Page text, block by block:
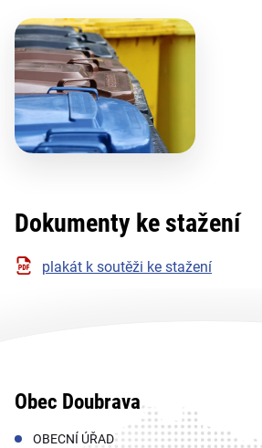
Dokumenty ke stažení
plakát k soutěži ke stažení
Obec Doubrava
OBECNÍ ÚŘAD